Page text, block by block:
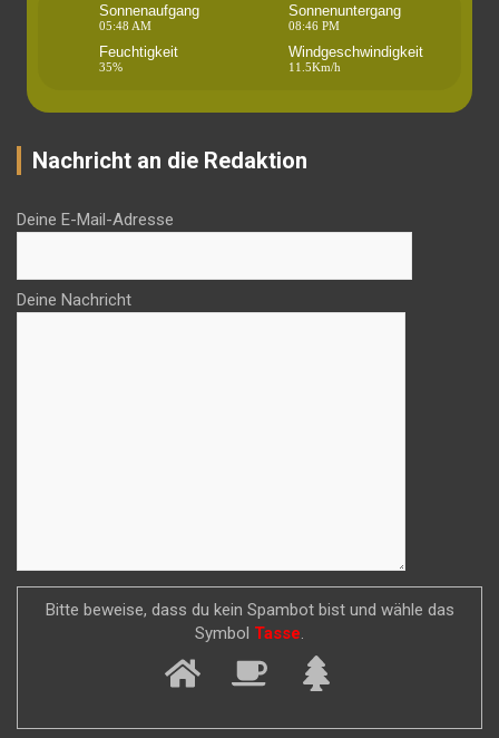
Sonnenaufgang
05:48 AM
Sonnenuntergang
08:46 PM
Feuchtigkeit
35%
Windgeschwindigkeit
11.5Km/h
Nachricht an die Redaktion
Deine E-Mail-Adresse
Deine Nachricht
Bitte beweise, dass du kein Spambot bist und wähle das
Symbol Tasse.